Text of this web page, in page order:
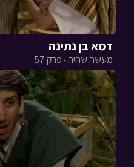
דמא בן נתינה
מעשה שהיה › פרק 57